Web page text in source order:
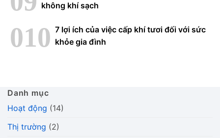
không khí sạch
7 lợi ích của việc cấp khí tươi đối với sức
khỏe gia đình
Danh mục
Hoạt động (14)
Thị trường (2)